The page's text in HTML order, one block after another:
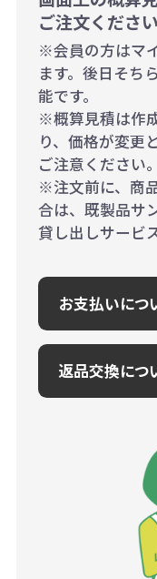
ご注文ください
※会員の方はマ
ます。後日そち
能です。
※概算見積は作
り、価格が変更
ご注意ください。
※注文前に、商
合は、既製品サ
貸し出しサービ
お支払いにつ
返品交換につ